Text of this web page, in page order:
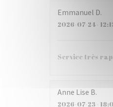
Emmanuel D
2026-07-24-
Service très
Anne Lise B
2026-07-23-